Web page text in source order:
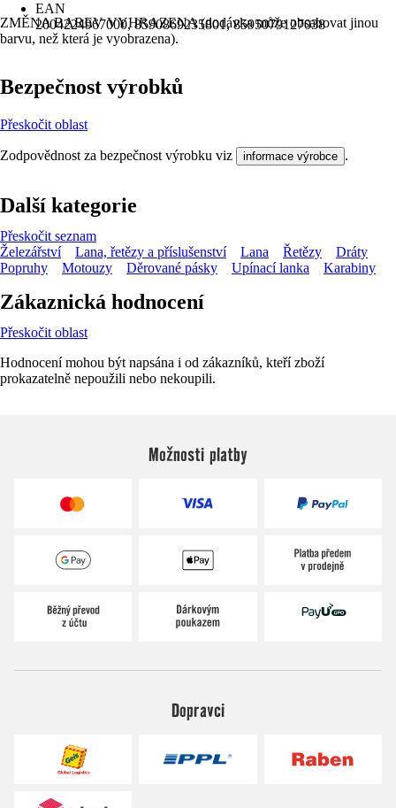
EAN
2004224967000, 8590869235801, 8595079127038
ZMĚNA BAREV VYHRAZENA (dodávka může obsahovat jinou
barvu, než která je vyobrazena).
Bezpečnost výrobků
Přeskočit oblast
Zodpovědnost za bezpečnost výrobku viz informace výrobce .
Další kategorie
Přeskočit seznam
Železářství
Lana, řetězy a příslušenství Lana Řetězy
Dráty
Popruhy
Motouzy Děrované pásky Upínací lanka Karabiny
Zákaznická hodnocení
Přeskočit oblast
Hodnocení mohou být napsána i od zákazníků, kteří zboží
prokazatelně nepoužili nebo nekoupili.
Možnosti platby
Dopravci